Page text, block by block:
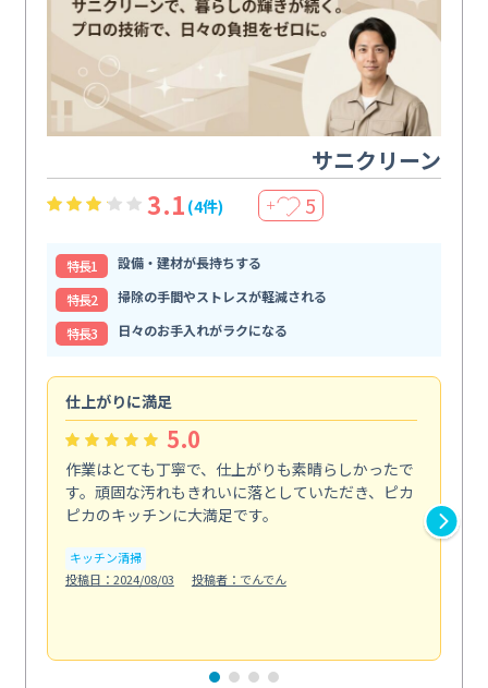
サニクリーン
3.1 (4件) ＋ 5
特⻑1
設備・建材が長持ちする
特⻑2
掃除の手間やストレスが軽減される
特⻑3
日々のお手入れがラクになる
仕上がりに満足
5.0
作業はとても丁寧で、仕上がりも素晴らしかったで
す。頑固な汚れもきれいに落としていただき、ピカ
ピカのキッチンに大満足です。
キッチン清掃
投稿日：2024/08/03
投稿者：でんでん